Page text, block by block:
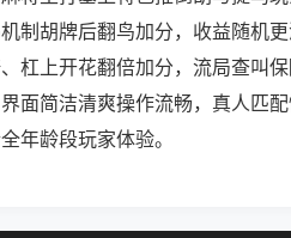
制胡牌后翻鸟加分，收益随机
杠上开花翻倍加分，流局查叫
面简洁清爽操作流畅，真人匹
年龄段玩家体验。